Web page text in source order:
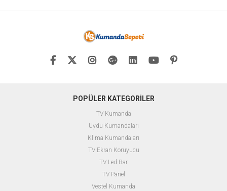
POPÜLER KATEGORİLER
TV Kumanda
Uydu Kumandaları
Klima Kumandaları
TV Ekran Koruyucu
TV Led Bar
TV Panel
Vestel Kumanda